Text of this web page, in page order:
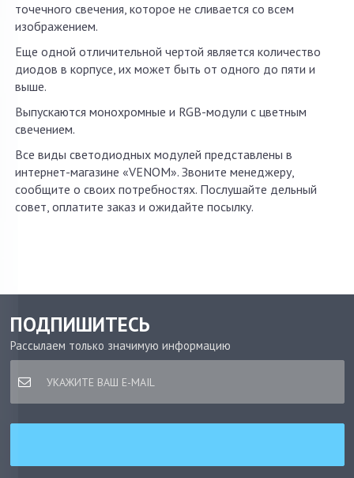
точечного свечения, которое не сливается со всем
изображением.
Еще одной отличительной чертой является количество
диодов в корпусе, их может быть от одного до пяти и
выше.
Выпускаются монохромные и RGB-модули с цветным
свечением.
Все виды светодиодных модулей представлены в
интернет-магазине «VENOM». Звоните менеджеру,
сообщите о своих потребностях. Послушайте дельный
совет, оплатите заказ и ожидайте посылку.
ПОДПИШИТЕСЬ
Рассылаем только значимую информацию